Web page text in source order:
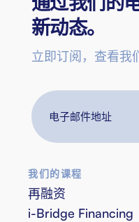
新动态。
立即订阅，查看我
邮
地
址
我们的课程
再融资
i-Bridge Financing